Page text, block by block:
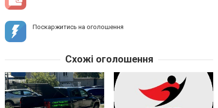
Поскаржитись на оголошення
Схожі оголошення